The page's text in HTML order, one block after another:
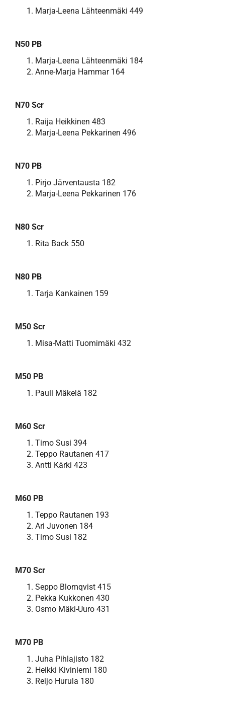
Marja-Leena Lähteenmäki 449
N50 PB
Marja-Leena Lähteenmäki 184
Anne-Marja Hammar 164
N70 Scr
Raija Heikkinen 483
Marja-Leena Pekkarinen 496
N70 PB
Pirjo Järventausta 182
Marja-Leena Pekkarinen 176
N80 Scr
Rita Back 550
N80 PB
Tarja Kankainen 159
M50 Scr
Misa-Matti Tuomimäki 432
M50 PB
Pauli Mäkelä 182
M60 Scr
Timo Susi 394
Teppo Rautanen 417
Antti Kärki 423
M60 PB
Teppo Rautanen 193
Ari Juvonen 184
Timo Susi 182
M70 Scr
Seppo Blomqvist 415
Pekka Kukkonen 430
Osmo Mäki-Uuro 431
M70 PB
Juha Pihlajisto 182
Heikki Kiviniemi 180
Reijo Hurula 180